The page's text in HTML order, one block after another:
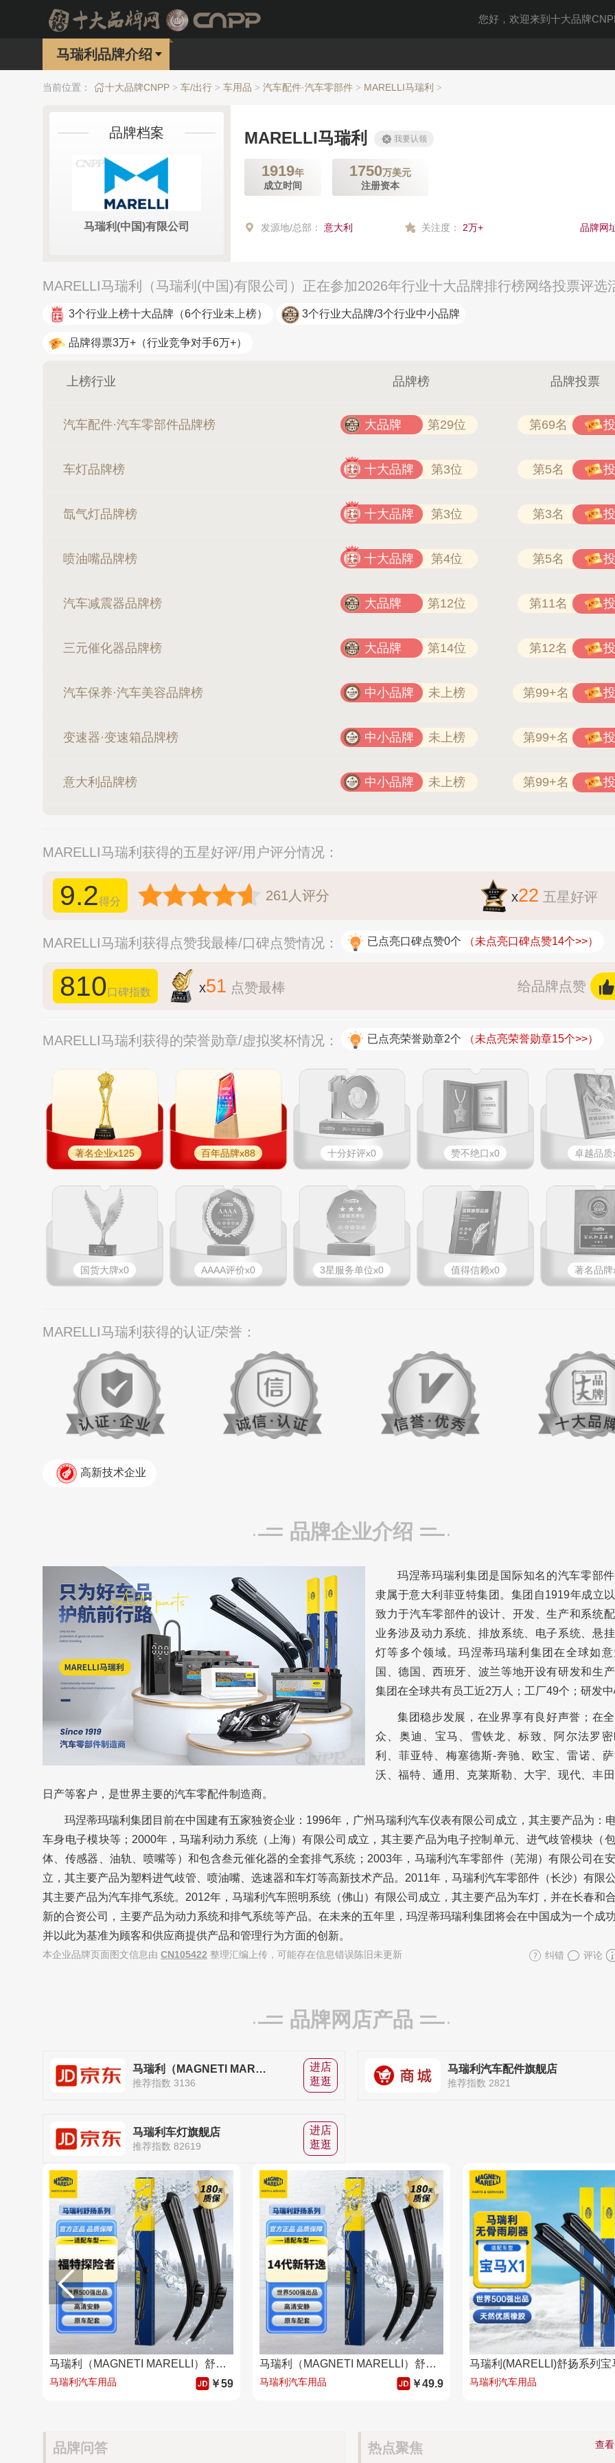
您好，欢迎来到十大品牌
马瑞利品牌介绍
当前位置： 十大品牌CNPP > 车/出行 > 车用品 > 汽车配件·汽车零部件 > MARELLI马瑞利 >
品牌档案
马瑞利(中国)有限公司
MARELLI马瑞利 我要认领
1919年
成立时间
1750万美元
注册资本
发源地/总部： 意大利 关注度： 2万+ 品牌网
MARELLI马瑞利（马瑞利(中国)有限公司）正在参加2026年行业十大品牌排行榜网络投票评选
3个行业上榜十大品牌 （6个行业未上榜） 3个行业大品牌/3个行业中小品牌
品牌得票3万+ （行业竞争对手6万+）
上榜行业 品牌榜 品牌投票
汽车配件·汽车零部件品牌榜 大品牌 第29位 第69名
车灯品牌榜 十大品牌 第3位 第5名
氙气灯品牌榜 十大品牌 第3位 第3名
喷油嘴品牌榜 十大品牌 第4位 第5名
汽车减震器品牌榜 大品牌 第12位 第11名
三元催化器品牌榜 大品牌 第14位 第12名
汽车保养·汽车美容品牌榜 中小品牌 未上榜 第99+名
变速器·变速箱品牌榜 中小品牌 未上榜 第99+名
意大利品牌榜 中小品牌 未上榜 第99+名
MARELLI马瑞利获得的五星好评/用户评分情况：
9.2得分 261 人评分 x22 五星好评
MARELLI马瑞利获得点赞我最棒/口碑点赞情况： 已点亮口碑点赞0个 （未点亮口碑点赞14个>>）
810口碑指数 x51 点赞最棒 给品牌点赞
MARELLI马瑞利获得的荣誉勋章/虚拟奖杯情况： 已点亮荣誉勋章2个 （未点亮荣誉勋章15个>>）
著名企业x125 百年品牌x88 十分好评x0 赞不绝口x0 卓越品质
国货大牌x0 AAAA评价x0 3星服务单位x0 值得信赖x0 著名品牌
MARELLI马瑞利获得的认证/荣誉：
高新技术企业
品牌企业介绍
玛涅蒂玛瑞利集团是国际知名的汽车零部
隶属于意大利菲亚特集团。集团自1919年成立
致力于汽车零部件的设计、开发、生产和系统
业务涉及动力系统、排放系统、电子系统、悬
灯等多个领域。玛涅蒂玛瑞利集团在全球如
国、德国、西班牙、波兰等地开设有研发和生
集团在全球共有员工近2万人；工厂49个；研发
集团稳步发展，在业界享有良好声誉；在
众、奥迪、宝马、雪铁龙、标致、阿尔法罗
利、菲亚特、梅塞德斯-奔驰、欧宝、雷诺、
沃、福特、通用、克莱斯勒、大宇、现代、丰
日产等客户，是世界主要的汽车零配件制造商。
玛涅蒂玛瑞利集团目前在中国建有五家独资企业：1996年，广州马瑞利汽车仪表有限公司成立，其主要产品为：
车身电子模块等；2000年，马瑞利动力系统（上海）有限公司成立，其主要产品为电子控制单元、进气歧管模块（
体、传感器、油轨、喷嘴等）和包含叁元催化器的全套排气系统；2003年，马瑞利汽车零部件（芜湖）有限公司在
立，其主要产品为塑料进气歧管、喷油嘴、选速器和车灯等高新技术产品。2011年，马瑞利汽车零部件（长沙）有限
其主要产品为汽车排气系统。2012年，马瑞利汽车照明系统（佛山）有限公司成立，其主要产品为车灯，并在长春和
新的合资公司，主要产品为动力系统和排气系统等产品。在未来的五年里，玛涅蒂玛瑞利集团将会在中国成为一个成
并以此为基准为顾客和供应商提供产品和管理行为方面的创新。
本企业品牌页面图文信息由 CN105422 整理汇编上传，可能存在信息错误陈旧未更新 纠错 评论
品牌网店产品
马瑞利（MAGNETI MARELLI）自营旗舰店
推荐指数 3136
进店
逛逛
马瑞利汽车配件旗舰店
推荐指数 2821
马瑞利车灯旗舰店
推荐指数 82619
进店
逛逛
马瑞利（MAGNETI MARELLI）舒扬福特探险者雨刮器13至23款20款原装汽车用品13前雨刷26/22
马瑞利汽车用品 ￥59
马瑞利（MAGNETI MARELLI）舒扬雨刷器/雨刮片 日产尼桑14代新轩逸20至22款进口胶条原厂原装
马瑞利汽车用品 ￥49.9 马瑞利汽车用品
品牌问答 查
热点聚焦
如鱼得水高端窗帘 4008-2614-